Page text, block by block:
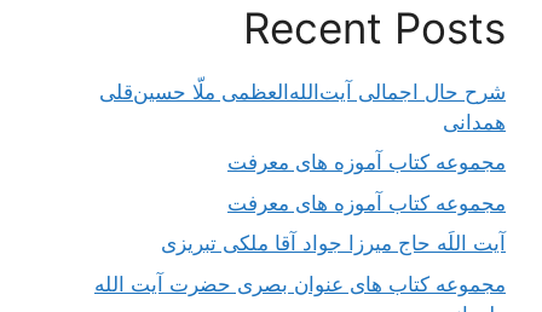
Recent Posts
شرح حال اجمالی آیت‌الله‌العظمی ملّا حسین‌قلی
همدانی
مجموعه کتاب آموزه های معرفت
مجموعه کتاب آموزه های معرفت
آیت اللَه حاج میرزا جواد آقا ملکی تبریزی
مجموعه کتاب های عنوان بصری حضرت آیت الله